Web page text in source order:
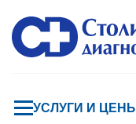
УСЛУГИ И ЦЕНЫ